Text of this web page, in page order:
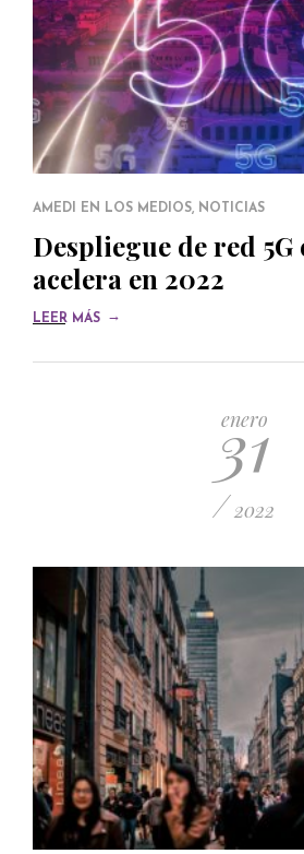
AMEDI EN LOS MEDIOS, NOTICIAS
Despliegue de red 5G
acelera en 2022
LEER MÁS →
enero
31
/ 2022